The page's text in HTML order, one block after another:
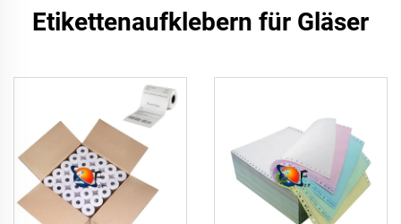
Etikettenaufklebern für Gläser